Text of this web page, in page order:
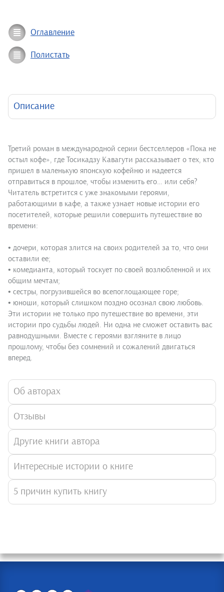
Оглавление
Полистать
Описание
Третий роман в международной серии бестселлеров «Пока не
остыл кофе», где Тосикадзу Кавагути рассказывает о тех, кто
пришел в маленькую японскую кофейню и надеется
отправиться в прошлое, чтобы изменить его… или себя?
Читатель встретится с уже знакомыми героями,
работающими в кафе, а также узнает новые истории его
посетителей, которые решили совершить путешествие во
времени:
• дочери, которая злится на своих родителей за то, что они
оставили ее;
• комедианта, который тоскует по своей возлюбленной и их
общим мечтам;
• сестры, погрузившейся во всепоглощающее горе;
• юноши, который слишком поздно осознал свою любовь.
Эти истории не только про путешествие во времени, эти
истории про судьбы людей. Ни одна не сможет оставить вас
равнодушными. Вместе с героями взгляните в лицо
прошлому, чтобы без сомнений и сожалений двигаться
вперед.
Об авторах
Отзывы
Другие книги автора
Интересные истории о книге
5 причин купить книгу